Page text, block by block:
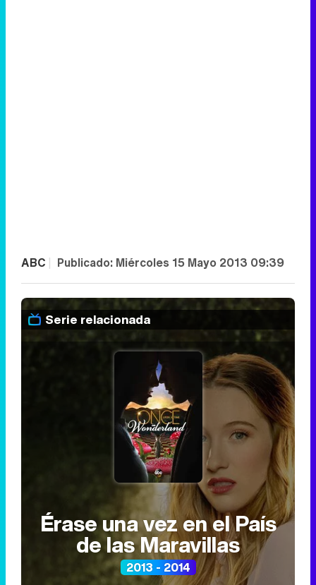
ABC | Publicado: Miércoles 15 Mayo 2013 09:39
Serie relacionada
Érase una vez en el País
de las Maravillas
2013 - 2014